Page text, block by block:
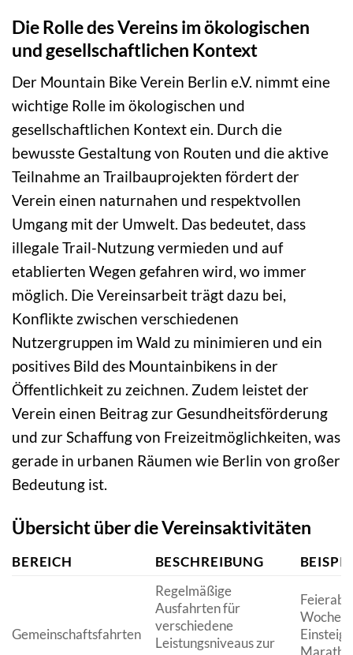
Die Rolle des Vereins im ökologischen
und gesellschaftlichen Kontext
Der Mountain Bike Verein Berlin e.V. nimmt eine
wichtige Rolle im ökologischen und
gesellschaftlichen Kontext ein. Durch die
bewusste Gestaltung von Routen und die aktive
Teilnahme an Trailbauprojekten fördert der
Verein einen naturnahen und respektvollen
Umgang mit der Umwelt. Das bedeutet, dass
illegale Trail-Nutzung vermieden und auf
etablierten Wegen gefahren wird, wo immer
möglich. Die Vereinsarbeit trägt dazu bei,
Konflikte zwischen verschiedenen
Nutzergruppen im Wald zu minimieren und ein
positives Bild des Mountainbikens in der
Öffentlichkeit zu zeichnen. Zudem leistet der
Verein einen Beitrag zur Gesundheitsförderung
und zur Schaffung von Freizeitmöglichkeiten, was
gerade in urbanen Räumen wie Berlin von großer
Bedeutung ist.
Übersicht über die Vereinsaktivitäten
BEREICH BESCHREIBUNG
Gemeinschaftsfahrten
Regelmäßige
Ausfahrten für
verschiedene
Leistungsniveaus zur